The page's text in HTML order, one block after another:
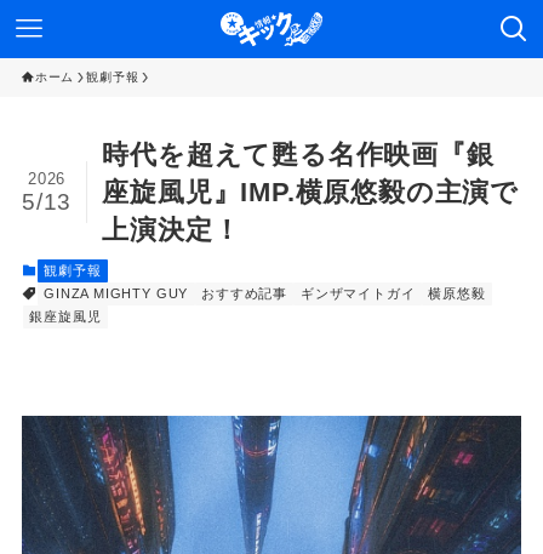
ホーム 観劇予報
時代を超えて甦る名作映画『銀
座旋風児』IMP.横原悠毅の主演で
上演決定！
2026
5/13
観劇予報
GINZA MIGHTY GUY
おすすめ記事 ギンザマイトガイ
横原悠毅
銀座旋風児